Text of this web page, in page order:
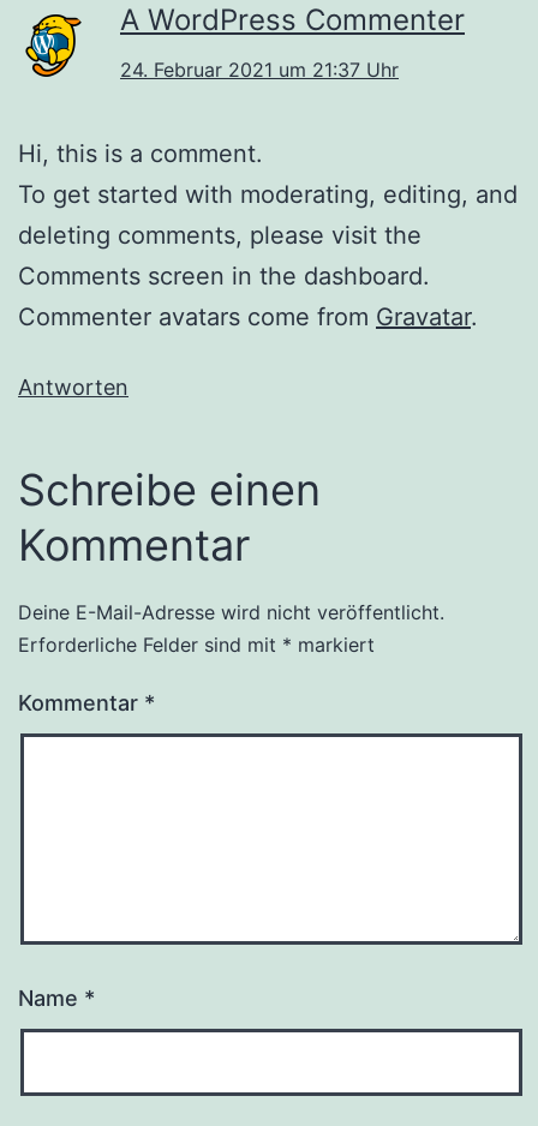
A WordPress Commenter
24. Februar 2021 um 21:37 Uhr
Hi, this is a comment.
To get started with moderating, editing, and
deleting comments, please visit the
Comments screen in the dashboard.
Commenter avatars come from Gravatar.
Antworten
Schreibe einen
Kommentar
Deine E-Mail-Adresse wird nicht veröffentlicht.
Erforderliche Felder sind mit * markiert
Kommentar *
Name *